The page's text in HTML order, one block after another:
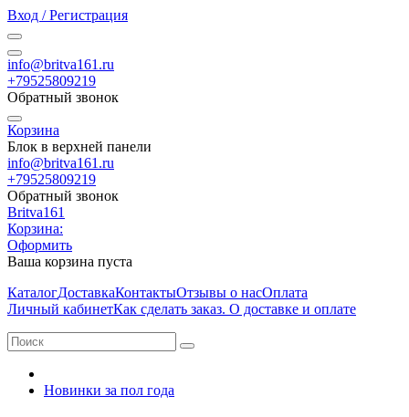
Вход / Регистрация
info@britva161.ru
+79525809219
Обратный звонок
Корзина
Блок в верхней панели
info@britva161.ru
+79525809219
Обратный звонок
Britva161
Корзина:
Оформить
Ваша корзина пуста
КаталогДоставкаКонтактыОтзывы о насОплата
Личный кабинетКак сделать заказ. О доставке и оплате
Новинки за пол года